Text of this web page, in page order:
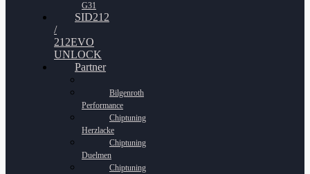
G31
SID212
/
212EVO
UNLOCK
Partner
Bilgenroth
Performance
Chiptuning
Herzlacke
Chiptuning
Duelmen
Chiptuning